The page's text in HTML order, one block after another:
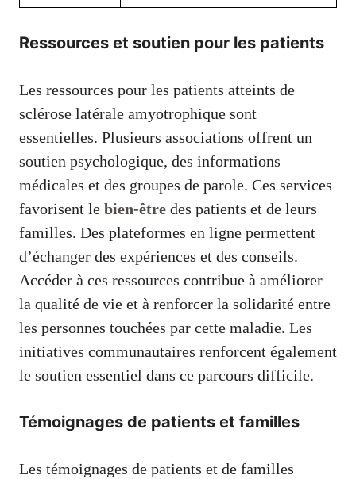
Ressources et soutien pour les patients
Les ressources pour les patients atteints de
sclérose latérale amyotrophique sont
essentielles. Plusieurs associations offrent un
soutien psychologique, des informations
médicales et des groupes de parole. Ces services
favorisent le bien-être des patients et de leurs
familles. Des plateformes en ligne permettent
d’échanger des expériences et des conseils.
Accéder à ces ressources contribue à améliorer
la qualité de vie et à renforcer la solidarité entre
les personnes touchées par cette maladie. Les
initiatives communautaires renforcent également
le soutien essentiel dans ce parcours difficile.
Témoignages de patients et familles
Les témoignages de patients et de familles